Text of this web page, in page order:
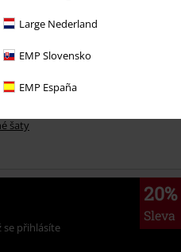
Large Nederland
EMP Slovensko
EMP España
Šaty
šaty
šaty
20%
Sleva
se přihlásíte